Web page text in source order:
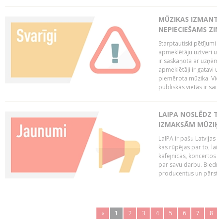
MŪZIKAS
NEPIECIEŠAMS
Starptautiski
apmeklētāju uztveri
ir saskaņota ar
apmeklētāji ir gatavi
piemērota mūzika.
publiskās vietās ir
LAIPA NOSLĒDZ
IZMAKSĀM
LaIPA ir pašu
kas rūpējas par to,
kafejnīcās,
par savu darbu.
producentus un
« 1 2 3 4 5 6 7 8